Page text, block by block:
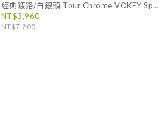
經典鍍鉻/白銀頭 Tour Chrome VOKEY Spin
Milled Wedge 角度桿/挖起桿
NT$3,960
NT$7,200